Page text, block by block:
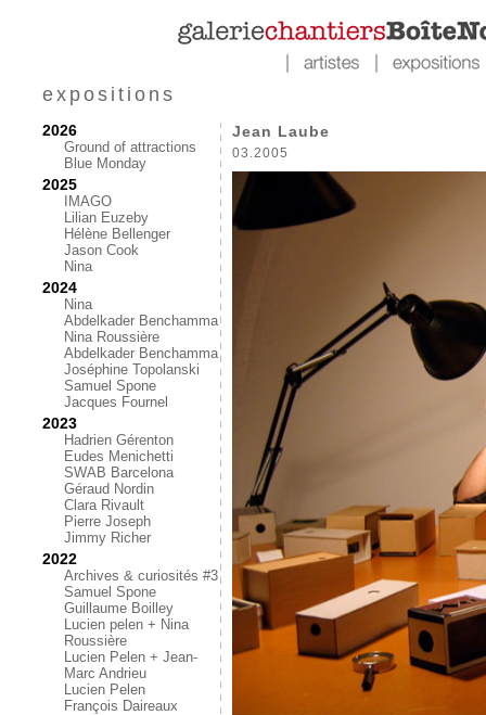
expositions
2026
Ground of attractions
Blue Monday
2025
IMAGO
Lilian Euzeby
Hélène Bellenger
Jason Cook
Nina
2024
Nina
Abdelkader Benchamma
Nina Roussière
Abdelkader Benchamma
Joséphine Topolanski
Samuel Spone
Jacques Fournel
2023
Hadrien Gérenton
Eudes Menichetti
SWAB Barcelona
Géraud Nordin
Clara Rivault
Pierre Joseph
Jimmy Richer
2022
Archives & curiosités #3
Samuel Spone
Guillaume Boilley
Lucien pelen + Nina
Roussière
Lucien Pelen + Jean-
Marc Andrieu
Lucien Pelen
François Daireaux
Jean Laube
03.2005